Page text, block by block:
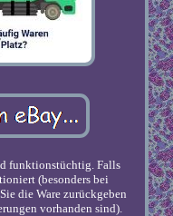
funktionstüchtig. Falls
(besonders bei
die Ware zurückgeben
vorhanden sind).